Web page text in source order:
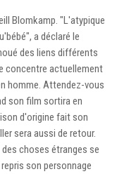
Blomkamp. "L'atypique
a déclaré le
des liens différents
concentre actuellement
homme. Attendez-vous
son film sortira en
d'origine fait son
sera aussi de retour.
choses étranges se
son personnage